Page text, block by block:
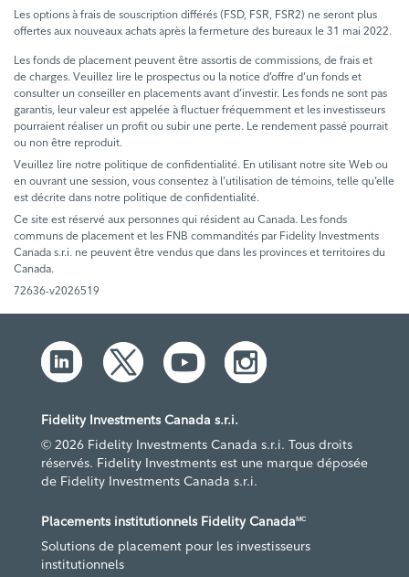
Les options à frais de souscription différés (FSD, FSR, FSR2) ne seront plus
offertes aux nouveaux achats après la fermeture des bureaux le 31 mai 2022.
Les fonds de placement peuvent être assortis de commissions, de frais et
de charges. Veuillez lire le prospectus ou la notice d’offre d’un fonds et
consulter un conseiller en placements avant d’investir. Les fonds ne sont pas
garantis, leur valeur est appelée à fluctuer fréquemment et les investisseurs
pourraient réaliser un profit ou subir une perte. Le rendement passé pourrait
ou non être reproduit.
Veuillez lire notre politique de confidentialité. En utilisant notre site Web ou
en ouvrant une session, vous consentez à l’utilisation de témoins, telle qu’elle
est décrite dans notre politique de confidentialité.
Ce site est réservé aux personnes qui résident au Canada. Les fonds
communs de placement et les FNB commandités par Fidelity Investments
Canada s.r.i. ne peuvent être vendus que dans les provinces et territoires du
Canada.
72636-v2026519
Fidelity Investments Canada s.r.i.
© 2026 Fidelity Investments Canada s.r.i. Tous droits
réservés. Fidelity Investments est une marque déposée
de Fidelity Investments Canada s.r.i.
Placements institutionnels Fidelity CanadaMC
Solutions de placement pour les investisseurs
institutionnels